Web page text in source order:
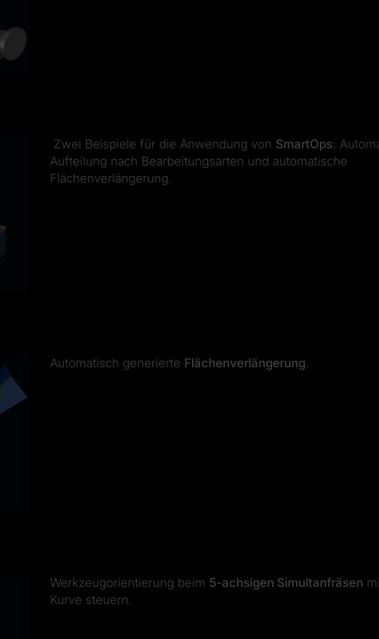
Zwei Beispiele für die Anwendung von SmartOps:
Aufteilung nach Bearbeitungsarten und automatische
Flächenverlängerung.
Automatisch generierte Flächenverlängerung.
Werkzeugorientierung beim 5-achsigen Simultanfräsen
Kurve steuern.